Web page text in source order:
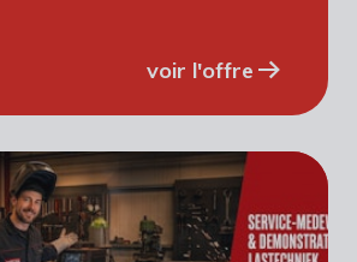
voir l'offre